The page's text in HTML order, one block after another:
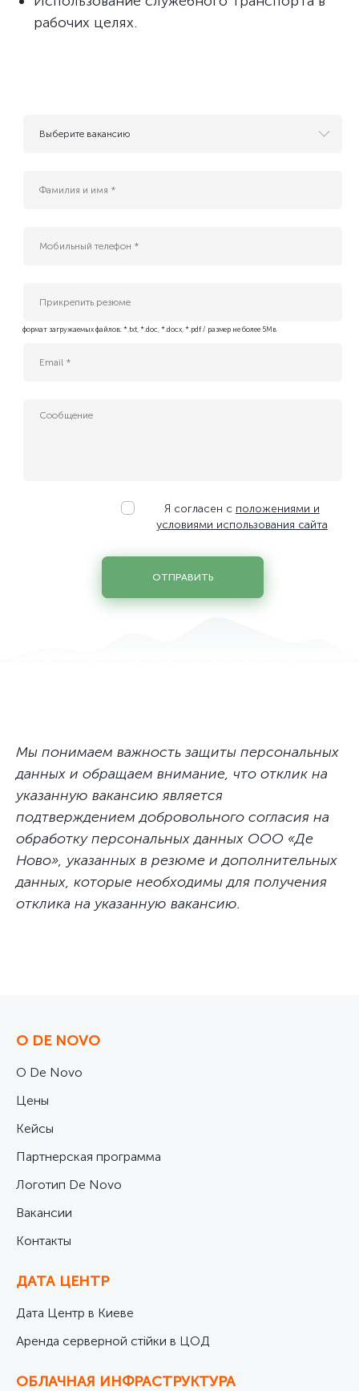
рабочих целях.
Выберите вакансию
Platform Tech Lead
Інженер платформи БД (Kubernetes DBA)
ИТ-специалист службы эксплуатации ЦОД
Менеджер по развитию бизнеса
Системний инженер по облачным и сетевым технологиям
Специалист по защите персональных данных
Специалист по стандартизации, сертификации и качеству
Старший юрисконсульт
Прикрепить резюме
формат загружаемых файлов: *.txt, *.doc, *.docx, *.pdf / размер не более 5Мв
Я согласен с положениями и
условиями использования сайта
ОТПРАВИТЬ
Мы понимаем важность защиты персональных
данных и обращаем внимание, что отклик на
указанную вакансию является
подтверждением добровольного согласия на
обработку персональных данных ООО «Де
Ново», указанных в резюме и дополнительных
данных, которые необходимы для получения
отклика на указанную вакансию.
О DE NOVO
О De Novo
Цены
Кейсы
Партнерская программа
Логотип De Novo
Вакансии
Контакты
ДАТА ЦЕНТР
Дата Центр в Киеве
Аренда серверной стійки в ЦОД
ОБЛАЧНАЯ ИНФРАСТРУКТУРА